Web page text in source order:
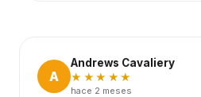
A
Andrews Cavaliery
★★★★★
hace 2 meses